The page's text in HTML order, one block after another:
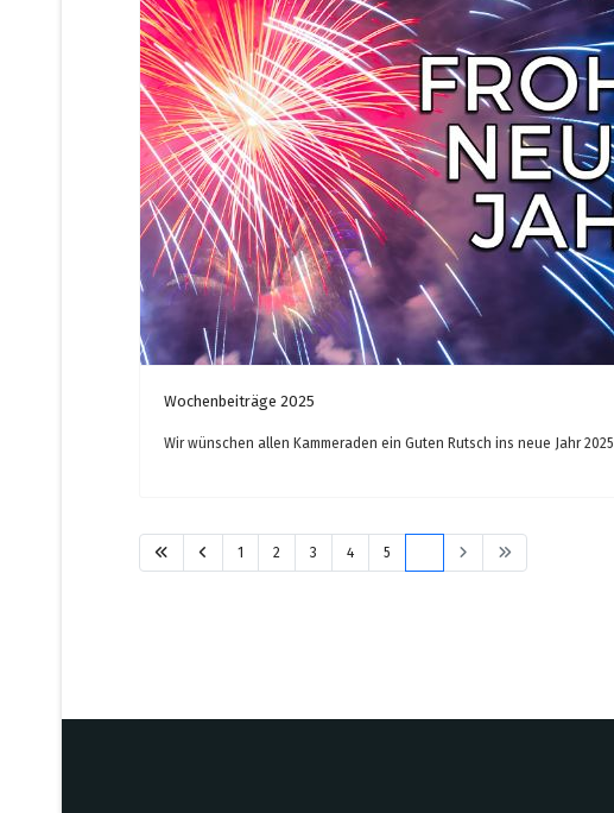
Wochenbeiträge 2025
Wir wünschen allen Kammeraden ein Guten Rutsch ins neue Jahr 2025
1 2 3 4 5